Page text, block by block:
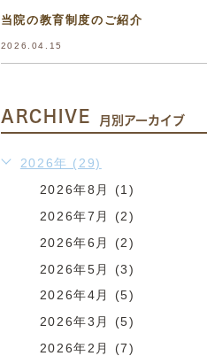
当院の教育制度のご紹介
2026.04.15
ARCHIVE 月別アーカイブ
2026年 (29)
2026年8月 (1)
2026年7月 (2)
2026年6月 (2)
2026年5月 (3)
2026年4月 (5)
2026年3月 (5)
2026年2月 (7)